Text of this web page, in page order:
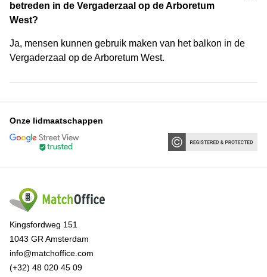
betreden in de Vergaderzaal op de Arboretum
West?
Ja, mensen kunnen gebruik maken van het balkon in de
Vergaderzaal op de Arboretum West.
Onze lidmaatschappen
Kingsfordweg 151
1043 GR Amsterdam
info@matchoffice.com
(+32) 48 020 45 09